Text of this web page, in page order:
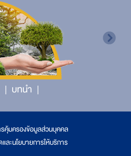
บทนำ
คุ้มครองข้อมูลส่วนบุคคล
ละนโยบายการให้บริการ